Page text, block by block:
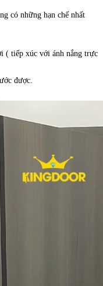
có những hạn chế nhất
( tiếp xúc với ánh nắng trực
được.